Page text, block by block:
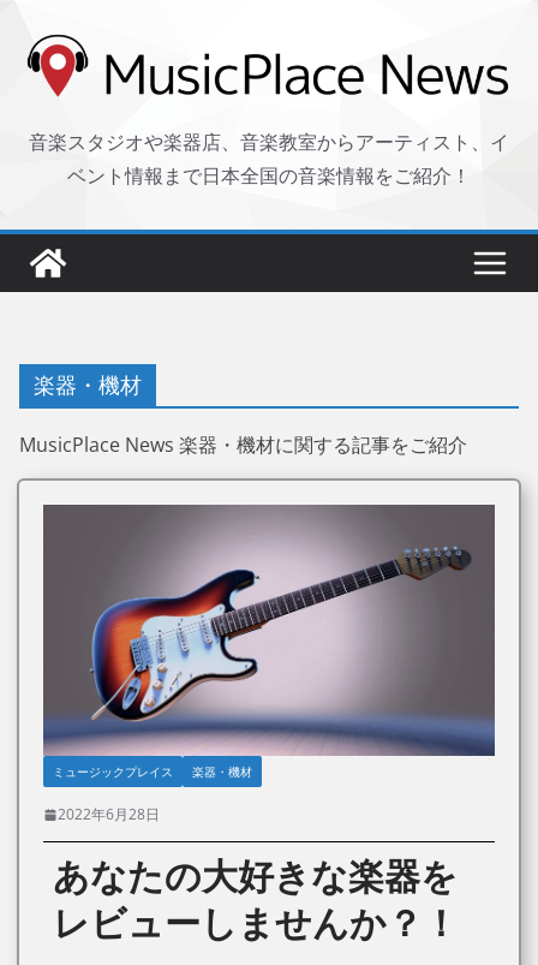
音楽スタジオや楽器店、音楽教室からアーティスト、イ
ベント情報まで日本全国の音楽情報をご紹介！
楽器・機材
MusicPlace News 楽器・機材に関する記事をご紹介
ミュージックプレイス 楽器・機材
2022年6月28日
あなたの大好きな楽器を
レビューしませんか？！